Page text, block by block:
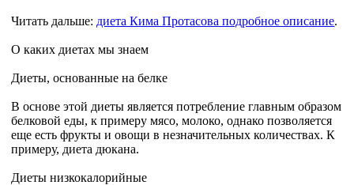
Читать дальше: диета Кима Протасова подробное описание.
О каких диетах мы знаем
Диеты, основанные на белке
В основе этой диеты является потребление главным образом
белковой еды, к примеру мясо, молоко, однако позволяется
еще есть фрукты и овощи в незначительных количествах. К
примеру, диета дюкана.
Диеты низкокалорийные